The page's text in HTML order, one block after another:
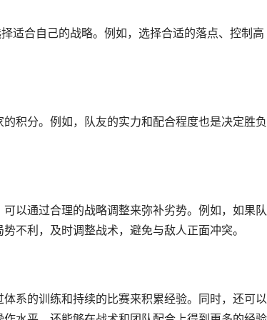
适合自己的战略。例如，选择合适的落点、控制高
积分。例如，队友的实力和配合程度也是决定胜
以通过合理的战略调整来弥补劣势。例如，如果
不利，及时调整战术，避免与敌人正面冲突。
系的训练和持续的比赛来积累经验。同时，还可